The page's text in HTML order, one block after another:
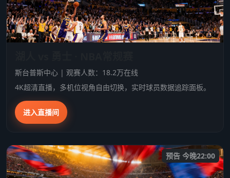
斯台普斯中心 | 观赛人数：18.2万在线
4K超清直播，多机位视角自由切换，实时球员数据追踪面板。
进入直播间
预告 今晚22:00